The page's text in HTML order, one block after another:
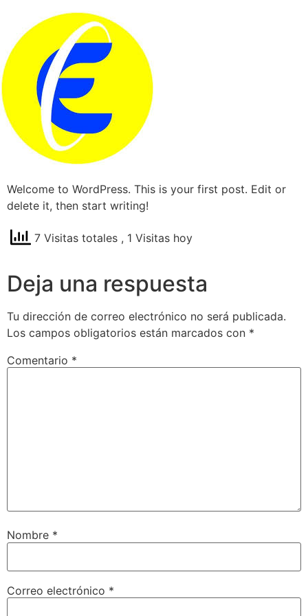
contenido
Welcome to WordPress. This is your first post. Edit or
delete it, then start writing!
7 Visitas totales , 1 Visitas hoy
Deja una respuesta
Tu dirección de correo electrónico no será publicada.
Los campos obligatorios están marcados con *
Comentario *
Nombre *
Correo electrónico *